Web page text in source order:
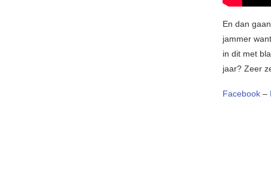
En dan
jammer want
in dit met
jaar? Zeer
Facebook –